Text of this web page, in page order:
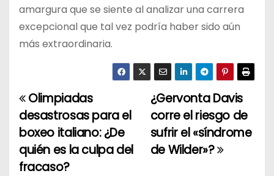
amargura que se siente al analizar una carrera
excepcional que tal vez podría haber sido aún
más extraordinaria.
N
a
v
¿Gervonta Davis
corre el riesgo de
sufrir el «síndrome
de Wilder»?
Olimpiadas
desastrosas para el
boxeo italiano: ¿De
quién es la culpa del
fracaso?